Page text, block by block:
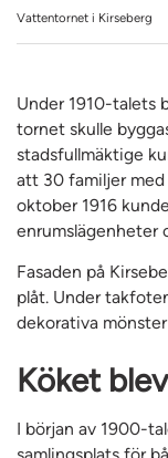
Vattentornet i Kirseberg
Under 1910-talets
tornet skulle
stadsfullmäktige
att 30 familjer med
oktober 1916
enrumslägenheter
Fasaden på
plåt. Under
dekorativa
Köket
I början av 1900-